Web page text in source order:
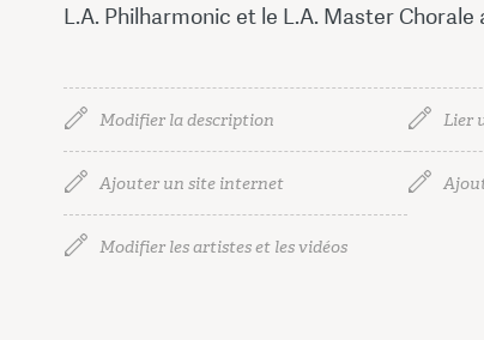
L.A. Philharmonic et le L.A. Master Chorale
Modifier la description Lier
Ajouter un site internet
Modifier les artistes et les vidéos